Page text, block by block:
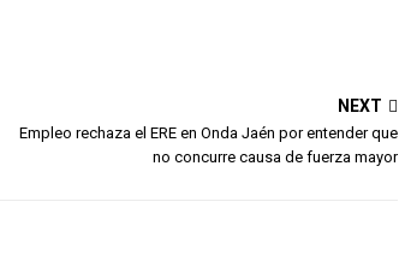
NEXT
Empleo rechaza el ERE en Onda Jaén por entender que
no concurre causa de fuerza mayor